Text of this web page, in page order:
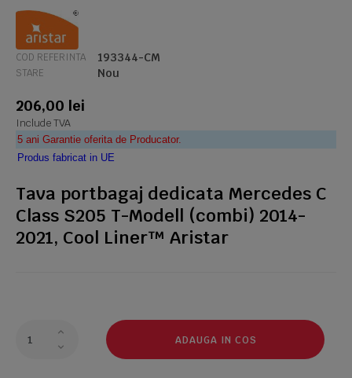
COD REFERINTA 193344-CM
STARE Nou
206,00 lei
Include TVA
5 ani Garantie oferita de Producator.
Produs fabricat in UE
Tava portbagaj dedicata Mercedes C
Class S205 T-Modell (combi) 2014-
2021, Cool Liner™ Aristar
ADAUGA IN COS